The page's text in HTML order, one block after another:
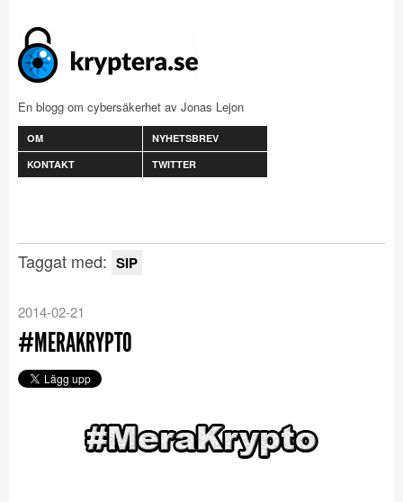
En blogg om cybersäkerhet av Jonas Lejon
OM
NYHETSBREV
KONTAKT
TWITTER
Taggat med: SIP
2014-02-21
#MERAKRYPTO